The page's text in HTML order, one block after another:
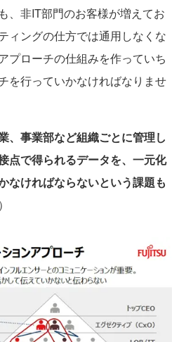
、非IT部門のお客様が増えてお
ィングの仕方では通用しなくな
プローチの仕組みを作っていち
を行っていかなければなりませ
、事業部など組織ごとに管理し
点で得られるデータを、一元化
なければならないという課題も